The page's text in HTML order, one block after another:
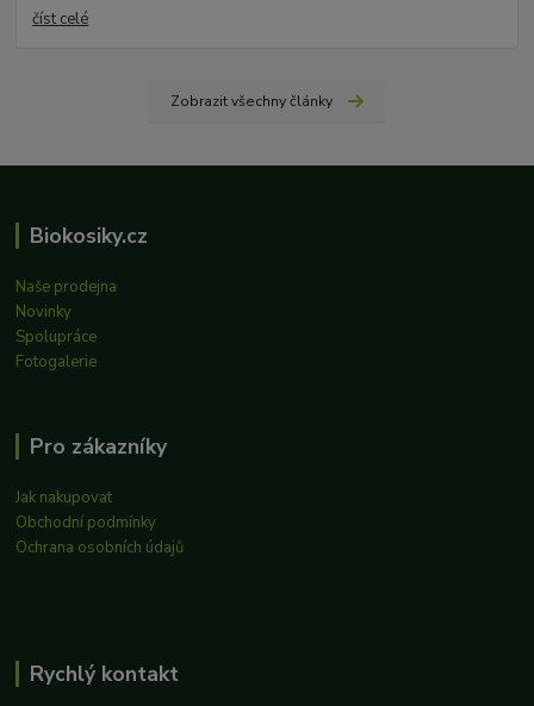
číst celé
Zobrazit všechny články
Biokosiky.cz
Naše prodejna
Novinky
Spolupráce
Fotogalerie
Pro zákazníky
Jak nakupovat
Obchodní podmínky
Ochrana osobních údajů
Rychlý kontakt